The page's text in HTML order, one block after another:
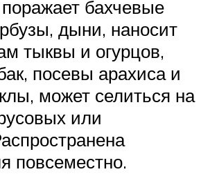
бахчевые
дыни, наносит
тыквы и огурцов,
посевы арахиса и
может селиться на
или
повсеместно.